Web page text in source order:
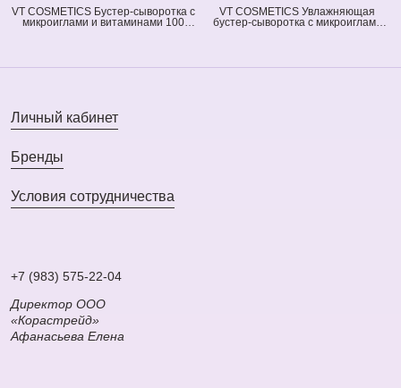
VT COSMETICS Бустер-сыворотка с
микроиглами и витаминами 100
VT COSMETICS Увлажняющая
бустер-сыворотка с микроиглами
Личный кабинет
Бренды
Условия сотрудничества
+7 (983) 575-22-04
Директор ООО
«Корастрейд»
Афанасьева Елена